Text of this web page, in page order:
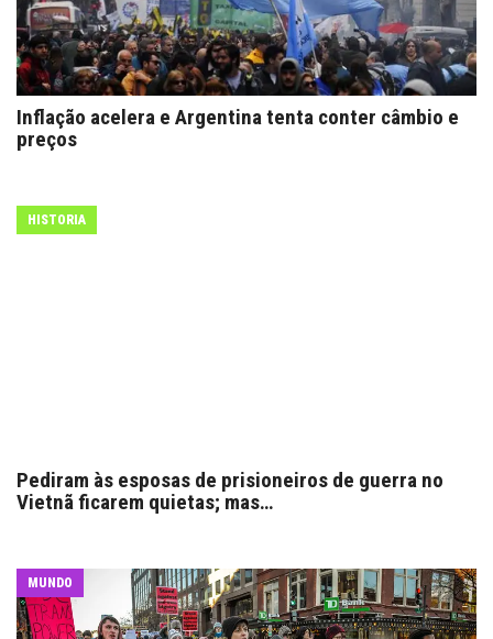
Inflação acelera e Argentina tenta conter câmbio e
preços
HISTORIA
Pediram às esposas de prisioneiros de guerra no
Vietnã ficarem quietas; mas…
MUNDO